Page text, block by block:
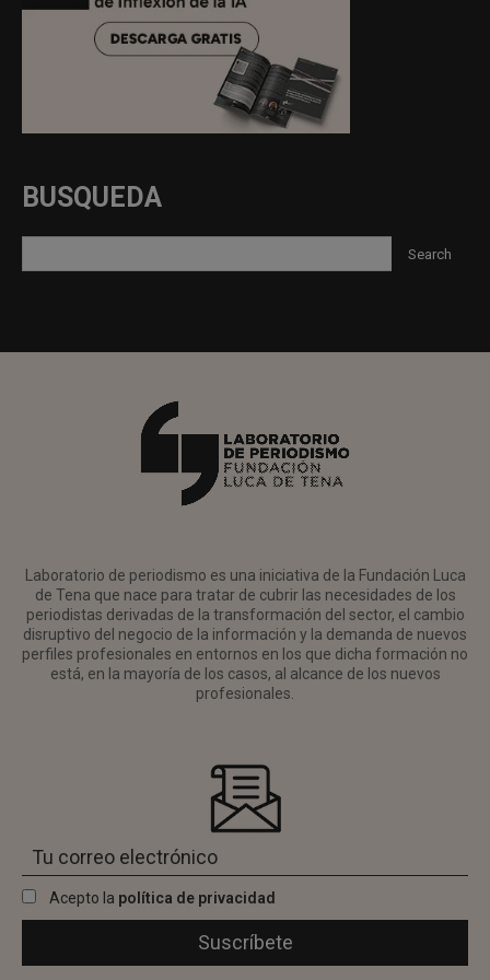
BUSQUEDA
Laboratorio de periodismo es una iniciativa de la Fundación Luca
de Tena que nace para tratar de cubrir las necesidades de los
periodistas derivadas de la transformación del sector, el cambio
disruptivo del negocio de la información y la demanda de nuevos
perfiles profesionales en entornos en los que dicha formación no
está, en la mayoría de los casos, al alcance de los nuevos
profesionales.
Acepto la política de privacidad